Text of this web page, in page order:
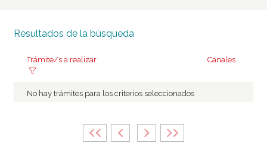
Resultados de la búsqueda
Trámite/s a realizar Canales
No hay trámites para los criterios seleccionados